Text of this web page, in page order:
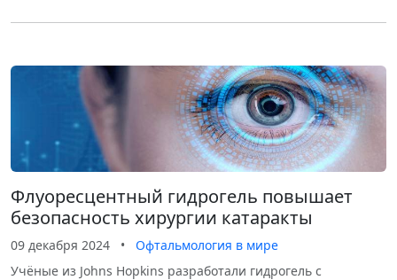
Флуоресцентный гидрогель повышает
безопасность хирургии катаракты
09 декабря 2024 •
Офтальмология в мире
Учёные из Johns Hopkins разработали гидрогель с